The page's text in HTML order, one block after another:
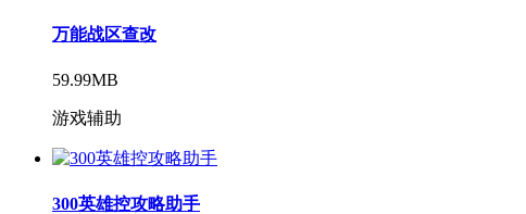
万能战区查改
59.99MB
游戏辅助
300英雄控攻略助手